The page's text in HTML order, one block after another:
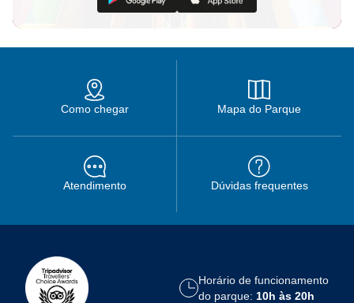
Como chegar Mapa do Parque
Atendimento Dúvidas frequentes
Horário de funcionamento
do parque: 10h às 20h